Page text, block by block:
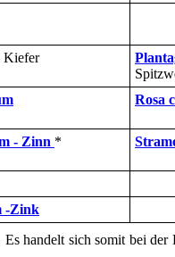
Kiefer
Rosa
- Zinn *
-Zink
handelt sich somit bei